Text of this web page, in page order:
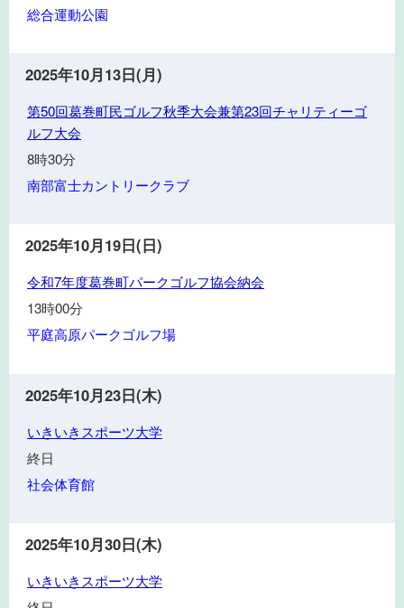
ー
教
葛
町
ー
ト
ボ
ー
ル
流
会
兼
郵
便
長
総合運動公園
2025年10月13日(月)
第
50
回
巻
民
ル
フ
季
会
第
23
回
チ
リ
ィ
第50回葛巻町民ゴルフ秋季大会兼第23回チャリティーゴ
ルフ大会
8時30分
南部富士カントリークラブ
2025年10月19日(日)
令
和
年
葛
巻
町
パ
ク
ル
協
会
令和7年度葛巻町パークゴルフ協会納会
13時00分
平庭高原パークゴルフ場
2025年10月23日(木)
い
き
い
き
ポ
ー
ツ
大
いきいきスポーツ大学
終日
社会体育館
2025年10月30日(木)
い
き
いきいきスポーツ大学